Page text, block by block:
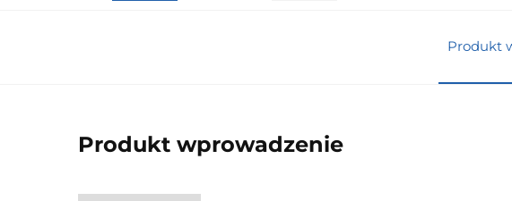
Produkt
Produkt wprowadzenie